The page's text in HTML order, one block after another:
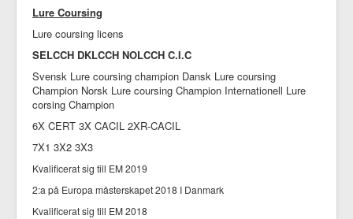
Lure Coursing
Lure coursing licens
SELCCH DKLCCH NOLCCH C.I.C
Svensk Lure coursing champion Dansk Lure coursing
Champion Norsk Lure coursing Champion Internationell Lure
corsing Champion
6X CERT 3X CACIL 2XR-CACIL
7X1 3X2 3X3
Kvalificerat sig till EM 2019
2:a på Europa mästerskapet 2018 I Danmark
Kvalificerat sig till EM 2018